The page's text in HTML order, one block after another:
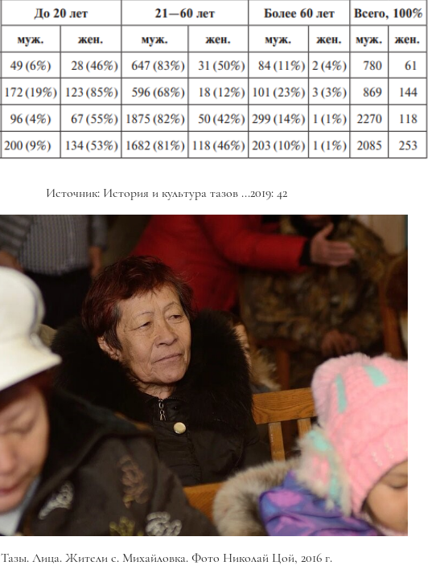
Источник: История и культура тазов ...2019: 42
Тазы. Лица. Жители с. Михайловка. Фото Николай Цой, 2016 г.